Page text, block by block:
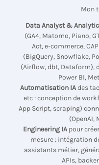
Mon
Data Analyst &
(GA4, Matomo, Piano,
Act, e-commerce,
(BigQuery, Snowflake,
(Airflow, dbt, Dataform),
Power BI,
Automatisation IAdes
etc : conception de
App Script, scraping)
(OpenAI,
Engineering IApour
mesure : intégration
assistants métier,
APIs,